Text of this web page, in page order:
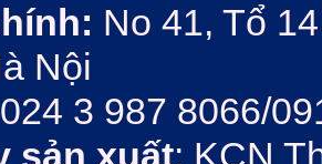
No 41, Tổ
Nội
3 987 8066/